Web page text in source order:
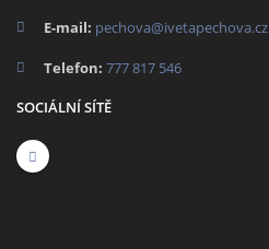
E-mail: pechova@ivetapechova.cz
Telefon: 777 817 546
SOCIÁLNÍ SÍTĚ